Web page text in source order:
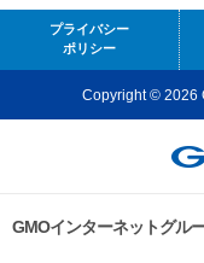
プライバシー
ポリシー
Copyright © 2026
GMOインターネットグル